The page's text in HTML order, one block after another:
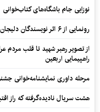
نوزایی جام باشگاه‌های کتاب‌خوانی
رونمایی از ۶ اثر نویسندگان دلیجان در آیین «سر این قلم سلامت»
از تصویر رهبر شهید تا قلب مردم
راهپیمایی اربعین
مرحله داوری نمایشنامه‌خوانی
هشت سریال نادیده‌گرفته که راز